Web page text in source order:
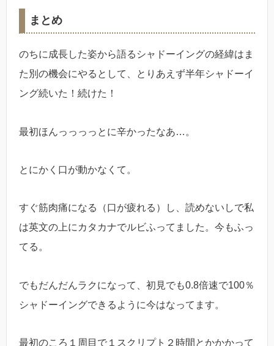
まとめ
のちに成長した姿から語るシャドーイングの経緯はま
た別の機会にやるとして、とりあえず半年シャドーイ
ング続いた！続けた！
最初ほんっっっっとに辛かったなあ…。
とにかく口が動かなくて。
すぐ筋肉痛になる（口が疲れる）し、読めないしで私
は英文の上にカタカナでルビふってました。今もふっ
てる。
でもだんだんラクになって、初見でも0.8倍速で100％
シャドーイングできるように今はなってます。
最初のころ１周目で１スクリプト２時間とかかかって